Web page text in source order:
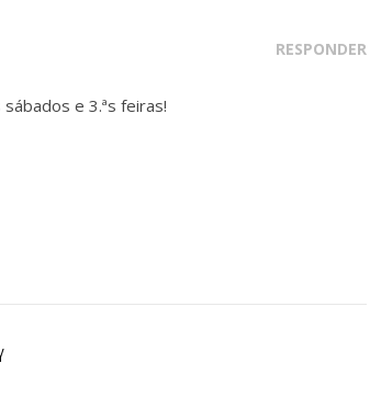
RESPONDER
e 3.ªs feiras!